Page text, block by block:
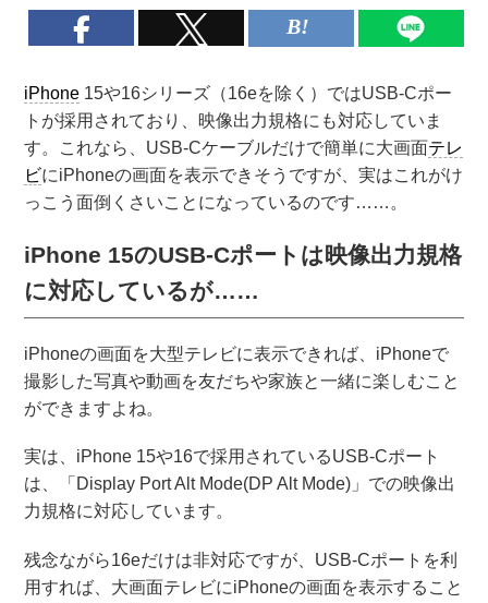
iPhone 15や16シリーズ（16eを除く）ではUSB-Cポー
トが採用されており、映像出力規格にも対応していま
す。これなら、USB-Cケーブルだけで簡単に大画面テレ
ビにiPhoneの画面を表示できそうですが、実はこれがけ
っこう面倒くさいことになっているのです……。
iPhone 15のUSB-Cポートは映像出力規格
に対応しているが……
iPhoneの画面を大型テレビに表示できれば、iPhoneで
撮影した写真や動画を友だちや家族と一緒に楽しむこと
ができますよね。
実は、iPhone 15や16で採用されているUSB-Cポート
は、「Display Port Alt Mode(DP Alt Mode)」での映像出
力規格に対応しています。
残念ながら16eだけは非対応ですが、USB-Cポートを利
用すれば、大画面テレビにiPhoneの画面を表示すること